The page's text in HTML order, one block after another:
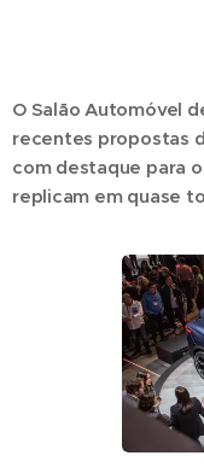
O Salão Automóvel
recentes propostas
com destaque para
replicam em quase